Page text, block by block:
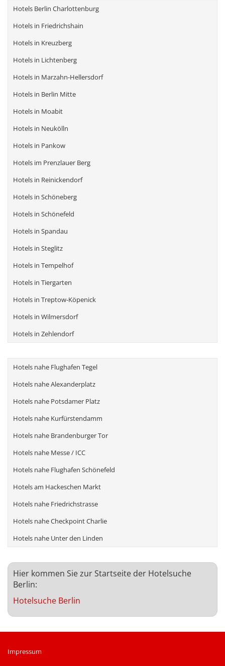
Hotels Berlin Charlottenburg
Hotels in Friedrichshain
Hotels in Kreuzberg
Hotels in Lichtenberg
Hotels in Marzahn-Hellersdorf
Hotels in Berlin Mitte
Hotels in Moabit
Hotels in Neukölln
Hotels in Pankow
Hotels im Prenzlauer Berg
Hotels in Reinickendorf
Hotels in Schöneberg
Hotels in Schönefeld
Hotels in Spandau
Hotels in Steglitz
Hotels in Tempelhof
Hotels in Tiergarten
Hotels in Treptow-Köpenick
Hotels in Wilmersdorf
Hotels in Zehlendorf
Hotels nahe Flughafen Tegel
Hotels nahe Alexanderplatz
Hotels nahe Potsdamer Platz
Hotels nahe Kurfürstendamm
Hotels nahe Brandenburger Tor
Hotels nahe Messe / ICC
Hotels nahe Flughafen Schönefeld
Hotels am Hackeschen Markt
Hotels nahe Friedrichstrasse
Hotels nahe Checkpoint Charlie
Hotels nahe Unter den Linden
Hier kommen Sie zur Startseite der Hotelsuche
Berlin:
Hotelsuche Berlin
Impressum